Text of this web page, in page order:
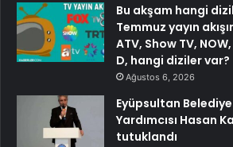
Bu akşam hangi
Temmuz yayın
ATV, Show TV,
D, hangi diziler var?
Ağustos 6, 2026
Eyüpsultan
Yardımcısı Hasan
tutuklandı